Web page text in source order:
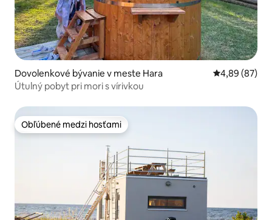
Dovolenkové bývanie v meste Hara Priemerné
4,89 (87)
Útulný pobyt pri mori s vírivkou
Obľúbené medzi hosťami
Obľúbené medzi hosťami